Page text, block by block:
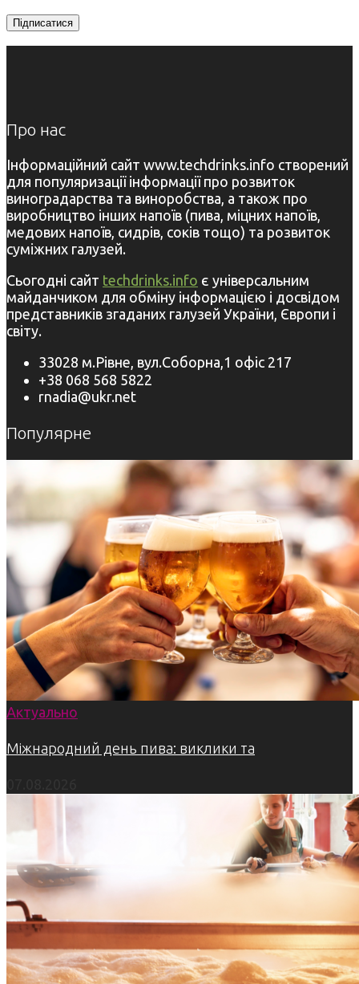
Про нас
Інформаційний сайт www.techdrinks.info створений
для популяризації інформації про розвиток
виноградарства та виноробства, а також про
виробництво інших напоїв (пива, міцних напоїв,
медових напоїв, сидрів, соків тощо) та розвиток
суміжних галузей.
Сьогодні сайт techdrinks.info є універсальним
майданчиком для обміну інформацією і досвідом
представників згаданих галузей України, Європи і
світу.
33028 м.Рівне, вул.Соборна,1 офіс 217
+38 068 568 5822
rnadia@ukr.net
Популярне
Актуально
Міжнародний день пива: виклики та